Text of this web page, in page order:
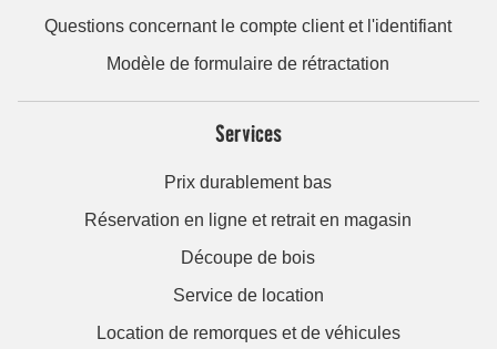
Questions concernant le compte client et l'identifiant
Modèle de formulaire de rétractation
Services
Prix durablement bas
Réservation en ligne et retrait en magasin
Découpe de bois
Service de location
Location de remorques et de véhicules